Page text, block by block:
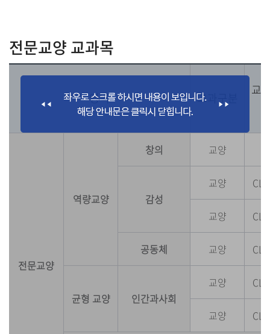
전문교양 교과목
영역 교과구분
교
전문교양
역량교양
창의 교양
감성
교양
교양
공동체 교양
균형 교양 인간과사회
교양
교양